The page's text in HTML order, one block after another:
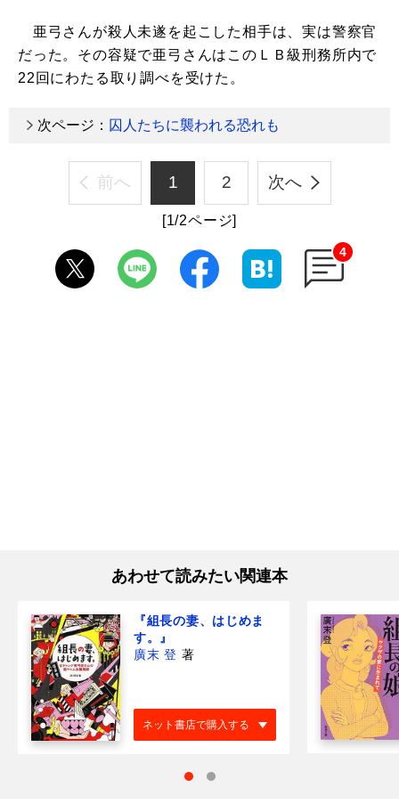
亜弓さんが殺人未遂を起こした相手は、実は警察官
だった。その容疑で亜弓さんはこのＬＢ級刑務所内で
22回にわたる取り調べを受けた。
次ページ： 囚人たちに襲われる恐れも
前へ 1 2 次へ
[1/2ページ]
4
あわせて読みたい関連本
『組長の妻、はじめま
す。』
廣末 登 著
ネット書店で購入する